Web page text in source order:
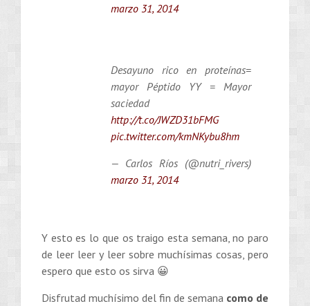
marzo 31, 2014
Desayuno rico en proteínas=
mayor Péptido YY = Mayor
saciedad
http://t.co/JWZD31bFMG
pic.twitter.com/kmNKybu8hm
— Carlos Ríos (@nutri_rivers)
marzo 31, 2014
Y esto es lo que os traigo esta semana, no paro
de leer leer y leer sobre muchísimas cosas, pero
espero que esto os sirva 😀
Disfrutad muchísimo del fin de semana como de